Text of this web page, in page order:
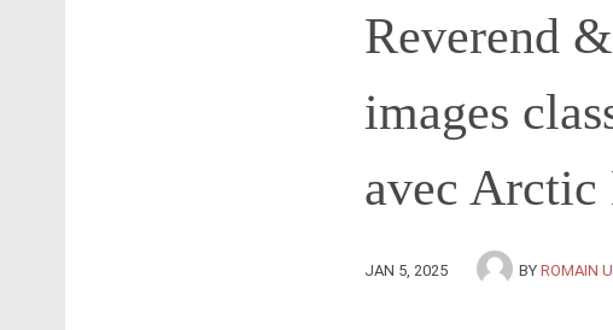
Reverend
images
avec
JAN 5, 2025 BY ROMAIN